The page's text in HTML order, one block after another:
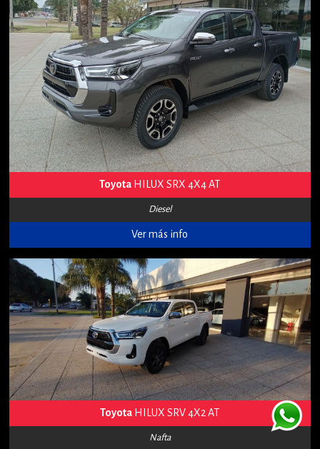
Toyota HILUX SRX 4X4 AT
Diesel
Ver más info
Toyota HILUX SRV 4X2 AT
Nafta